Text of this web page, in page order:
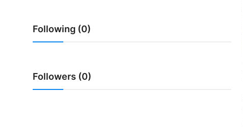
Indonesia
Following (0)
Followers (0)